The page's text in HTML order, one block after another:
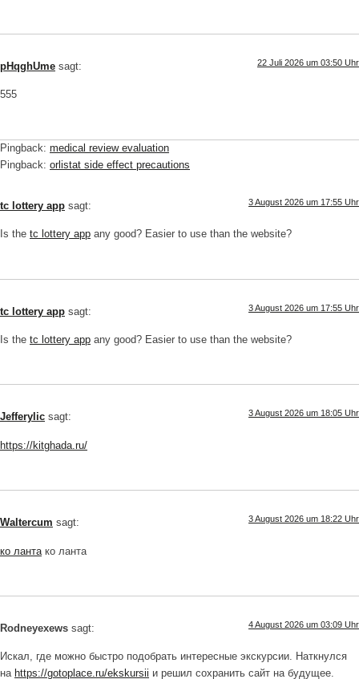
pHqghUme sagt: 22 Juli 2026 um 03:50 Uhr
555
Pingback: medical review evaluation
Pingback: orlistat side effect precautions
tc lottery app sagt: 3 August 2026 um 17:55 Uhr
Is the tc lottery app any good? Easier to use than the website?
tc lottery app sagt: 3 August 2026 um 17:55 Uhr
Is the tc lottery app any good? Easier to use than the website?
Jefferylic sagt: 3 August 2026 um 18:05 Uhr
https://kitghada.ru/
Waltercum sagt: 3 August 2026 um 18:22 Uhr
ко ланта ко ланта
Rodneyexews sagt: 4 August 2026 um 03:09 Uhr
Искал, где можно быстро подобрать интересные экскурсии. Наткнулся
на https://gotoplace.ru/ekskursii и решил сохранить сайт на будущее.